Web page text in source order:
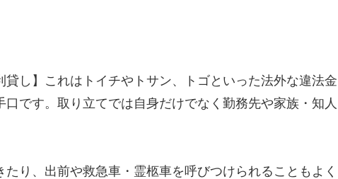
し】これはトイチやトサン、トゴといった法外な違法金
です。取り立てでは自身だけでなく勤務先や家族・知人
り、出前や救急車・霊柩車を呼びつけられることもよく